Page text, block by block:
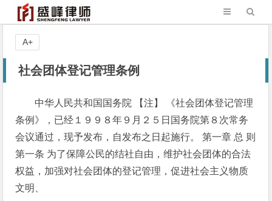
社会团体登记管理条例
中华人民共和国国务院 【注】 《社会团体登记管理
条例》，已经１９９８年９月２５日国务院第８次常务
会议通过，现予发布，自发布之日起施行。 第一章 总 则
第一条 为了保障公民的结社自由，维护社会团体的合法
权益，加强对社会团体的登记管理，促进社会主义物质
文明、
A+